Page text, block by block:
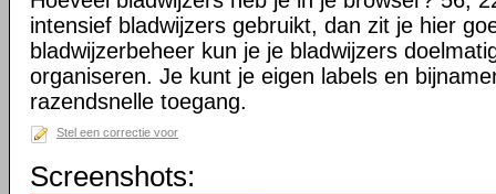
intensief bladwijzers gebruikt, dan zit je hier
bladwijzerbeheer kun je je bladwijzers
organiseren. Je kunt je eigen labels en
razendsnelle toegang.
Stel een correctie voor
Screenshots: